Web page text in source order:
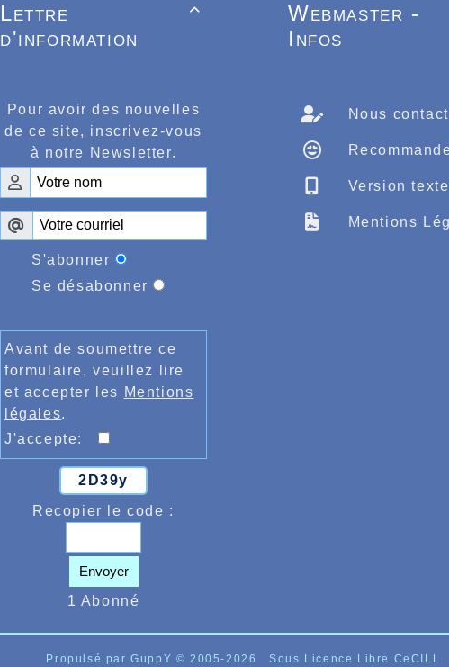

Lettre
d'information
Pour avoir des nouvelles
de ce site, inscrivez-vous
à notre Newsletter.
S'abonner
Se désabonner
Avant de soumettre ce
formulaire, veuillez lire
et accepter les Mentions
légales.
J'accepte:
2D39y
Recopier le code :
Envoyer
1 Abonné
Webmaster -
Infos
Nous
Version texte
Mentions
Propulsé par GuppY © 2005-2026 Sous Licence Libre CeCILL